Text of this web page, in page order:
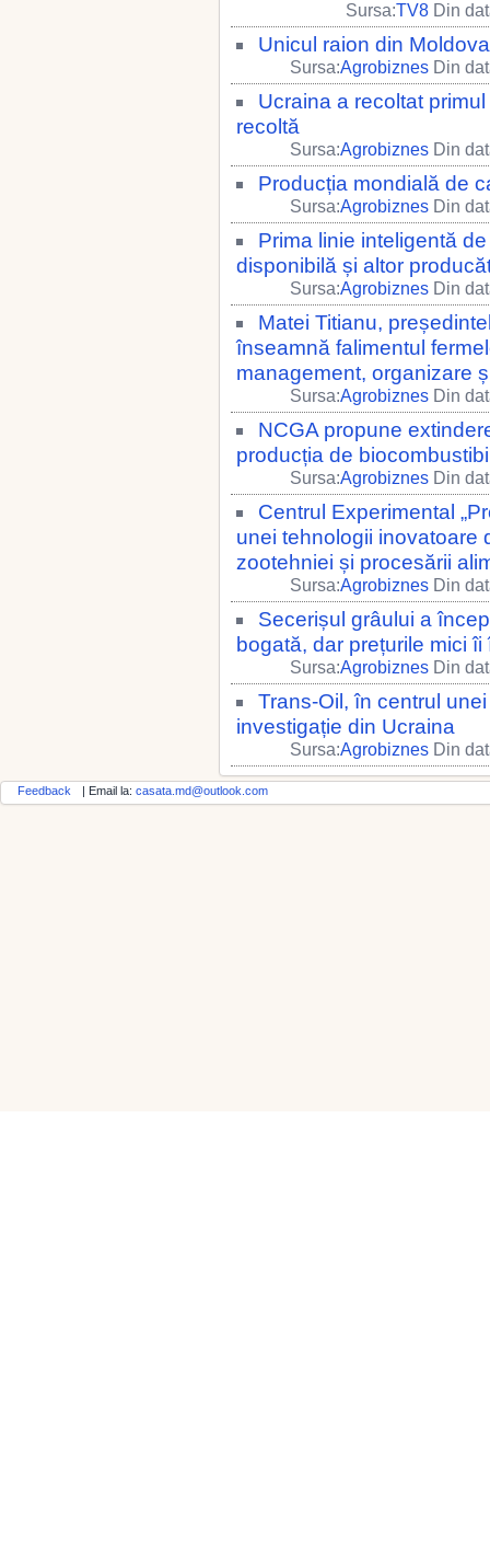
Sursa:TV8 Din
Unicul raion din
Sursa:Agrobiznes Din
Ucraina a recoltat
recoltă
Sursa:Agrobiznes Din
Producția mondială de
Sursa:Agrobiznes Din
Prima linie inteligentă
disponibilă și altor
Sursa:Agrobiznes Din
Matei Titianu,
înseamnă falimentul
management, organizare
Sursa:Agrobiznes Din
NCGA propune
producția de
Sursa:Agrobiznes Din
Centrul Experimental
unei tehnologii inovatoare
zootehniei și procesării
Sursa:Agrobiznes Din
Secerișul grâului a
bogată, dar prețurile mici
Sursa:Agrobiznes Din
Trans-Oil, în centrul
investigație din Ucraina
Sursa:Agrobiznes Din
Feedback | Email la: casata.md@outlook.com